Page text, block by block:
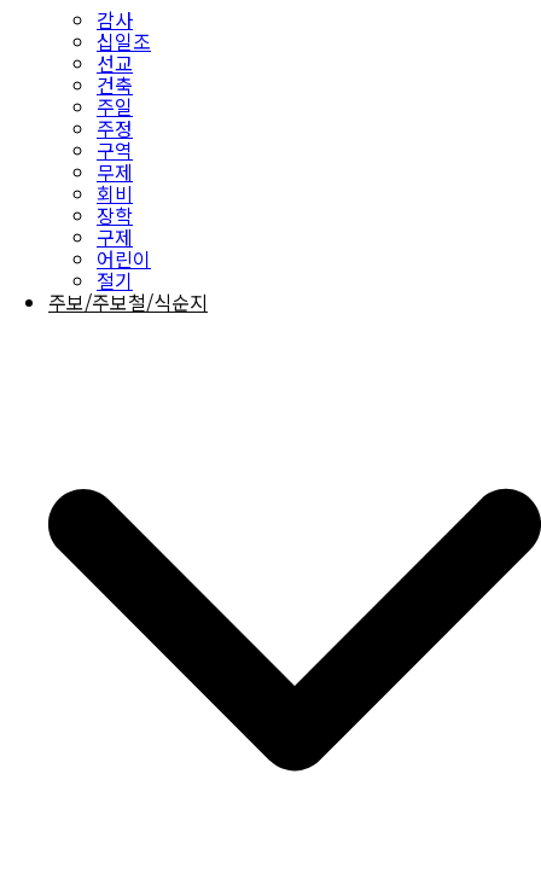
감사
십일조
선교
건축
주일
주정
구역
무제
회비
장학
구제
어린이
절기
주보/주보철/식순지